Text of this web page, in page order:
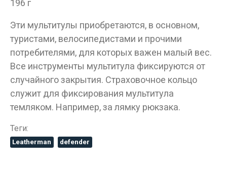
196 г
Эти мультитулы приобретаются, в основном,
туристами, велосипедистами и прочими
потребителями, для которых важен малый вес.
Все инструменты мультитула фиксируются от
случайного закрытия. Страховочное кольцо
служит для фиксирования мультитула
темляком. Например, за лямку рюкзака.
Теги:
Leatherman defender